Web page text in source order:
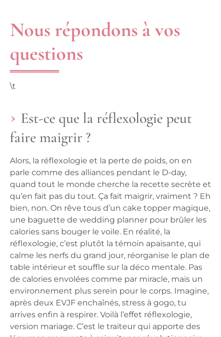
Nous répondons à vos
questions
\t
Est-ce que la réflexologie peut
faire maigrir ?
Alors, la réflexologie et la perte de poids, on en
parle comme des alliances pendant le D-day,
quand tout le monde cherche la recette secrète et
qu’en fait pas du tout. Ça fait maigrir, vraiment ? Eh
bien, non. On rêve tous d’un cake topper magique,
une baguette de wedding planner pour brûler les
calories sans bouger le voile. En réalité, la
réflexologie, c’est plutôt la témoin apaisante, qui
calme les nerfs du grand jour, réorganise le plan de
table intérieur et souffle sur la déco mentale. Pas
de calories envolées comme par miracle, mais un
environnement plus serein pour le corps. Imagine,
après deux EVJF enchaînés, stress à gogo, tu
arrives enfin à respirer. Voilà l’effet réflexologie,
version mariage. C’est le traiteur qui apporte des